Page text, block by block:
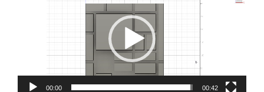
00:00 00:42